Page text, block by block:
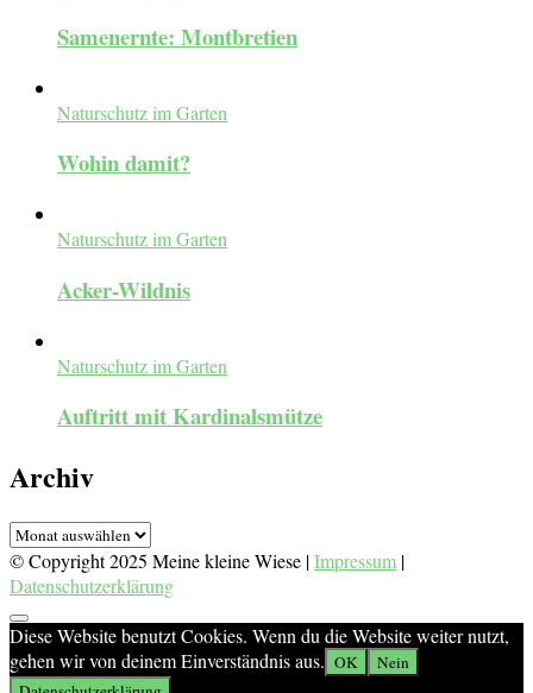
Samenernte: Montbretien
Naturschutz im Garten
Wohin damit?
Naturschutz im Garten
Acker-Wildnis
Naturschutz im Garten
Auftritt mit Kardinalsmütze
Archiv
Archiv
© Copyright 2025 Meine kleine Wiese |Impressum |
Datenschutzerklärung
Diese Website benutzt Cookies. Wenn du die Website weiter nutzt,
gehen wir von deinem Einverständnis aus. OK
Nein